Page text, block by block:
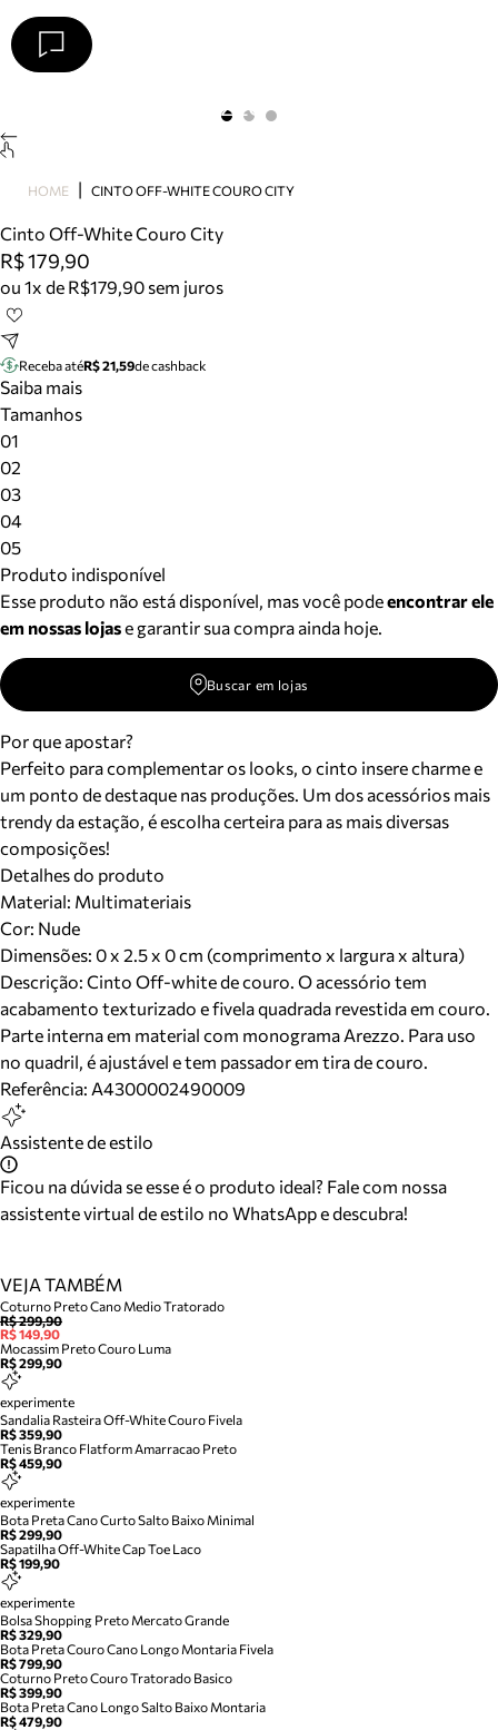
Papete
Scarpin
Mocassim
Bolsa
Tênis
Mule
Rasteira
Arezzo
HOME CINTO OFF-WHITE COURO CITY
Cinto Off-White Couro City
R$ 179,90
ou 1x de R$179,90 sem juros
Receba atéR$ 21,59de cashback
Saiba mais
Tamanhos
01
02
03
04
05
Produto indisponível
Esse produto não está disponível, mas você podeencontrar ele
em nossas lojase garantir sua compra ainda hoje.
Buscar em lojas
Por que apostar?
Perfeito para complementar os looks, o cinto insere charme e
um ponto de destaque nas produções. Um dos acessórios mais
trendy da estação, é escolha certeira para as mais diversas
composições!
Detalhes do produto
Material: Multimateriais
Cor: Nude
Dimensões: 0 x 2.5 x 0 cm (comprimento x largura x altura)
Descrição: Cinto Off-white de couro. O acessório tem
acabamento texturizado e fivela quadrada revestida em couro.
Parte interna em material com monograma Arezzo. Para uso
no quadril, é ajustável e tem passador em tira de couro.
Referência: A4300002490009
Assistente de estilo
Ficou na dúvida se esse é o produto ideal? Fale com nossa
assistente virtual de estilo no WhatsApp e descubra!
VEJA TAMBÉM
Coturno Preto Cano Medio Tratorado
R$ 299,90
R$ 149,90
Mocassim Preto Couro Luma
R$ 299,90
experimente
Sandalia Rasteira Off-White Couro Fivela
R$ 359,90
Tenis Branco Flatform Amarracao Preto
R$ 459,90
experimente
Bota Preta Cano Curto Salto Baixo Minimal
R$ 299,90
Sapatilha Off-White Cap Toe Laco
R$ 199,90
experimente
Bolsa Shopping Preto Mercato Grande
R$ 329,90
Bota Preta Couro Cano Longo Montaria Fivela
R$ 799,90
Coturno Preto Couro Tratorado Basico
R$ 399,90
Bota Preta Cano Longo Salto Baixo Montaria
R$ 479,90